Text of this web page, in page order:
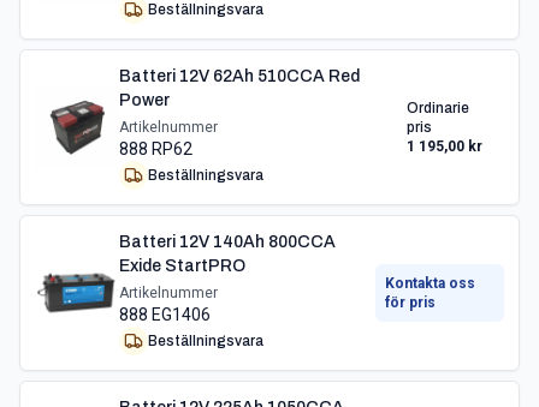
Beställningsvara
Batteri 12V 62Ah 510CCA Red
Power
Artikelnummer
888 RP62
Beställningsvara
Ordinarie
pris
1 195,00 kr
Batteri 12V 140Ah 800CCA
Exide StartPRO
Artikelnummer
888 EG1406
Beställningsvara
Kontakta oss
för pris